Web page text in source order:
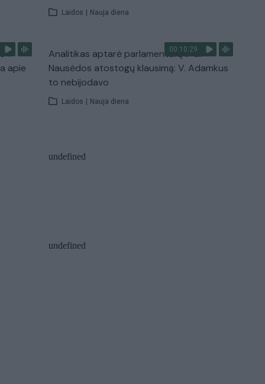
Laidos | Nauja diena
apie
00:10:29
Analitikas aptarė parlamentarų ir G.
Nausėdos atostogų klausimą: V. Adamkus
to nebijodavo
Laidos | Nauja diena